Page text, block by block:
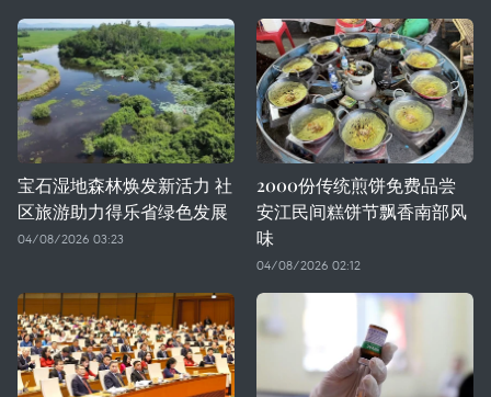
宝石湿地森林焕发新活力 社
区旅游助力得乐省绿色发展
04/08/2026 03:23
2000份传统煎饼免费品尝
安江民间糕饼节飘香南部风
味
04/08/2026 02:12